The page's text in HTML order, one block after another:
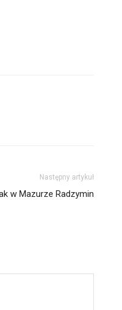
Następny artykuł
w Mazurze Radzymin